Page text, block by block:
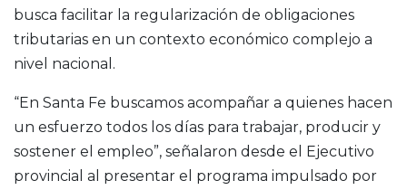
busca facilitar la regularización de obligaciones
tributarias en un contexto económico complejo a
nivel nacional.
“En Santa Fe buscamos acompañar a quienes hacen
un esfuerzo todos los días para trabajar, producir y
sostener el empleo”, señalaron desde el Ejecutivo
provincial al presentar el programa impulsado por